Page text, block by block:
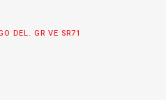
DEL. GR VE SR71